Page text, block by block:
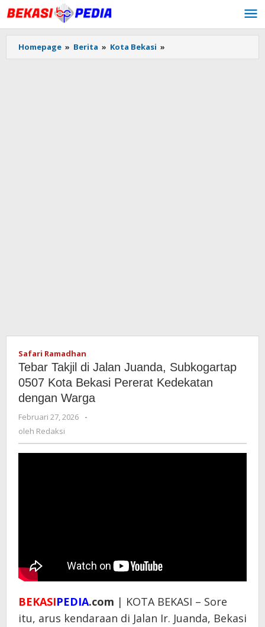
Lewati
ke
konten
Homepage » Berita » Kota Bekasi »
Takjil
Safari Ramadhan
Tebar Takjil di Jalan Juanda, Subkogartap
0507 Kota Bekasi Pererat Kedekatan
dengan Warga
Februari 27, 2026
oleh
-
oleh Redaksi
BEKASIPEDIA.com | KOTA BEKASI – Sore
itu, arus kendaraan di Jalan Ir. Juanda, Bekasi